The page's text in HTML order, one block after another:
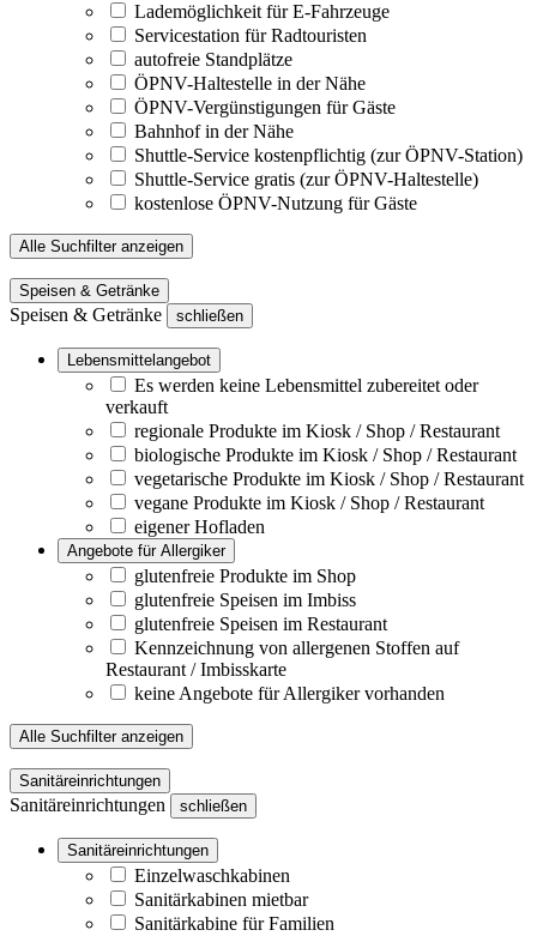
Lademöglichkeit für E-Fahrzeuge
Servicestation für Radtouristen
autofreie Standplätze
ÖPNV-Haltestelle in der Nähe
ÖPNV-Vergünstigungen für Gäste
Bahnhof in der Nähe
Shuttle-Service kostenpflichtig (zur ÖPNV-Station)
Shuttle-Service gratis (zur ÖPNV-Haltestelle)
kostenlose ÖPNV-Nutzung für Gäste
Alle Suchfilter anzeigen
Speisen & Getränke
Speisen & Getränke schließen
Lebensmittelangebot
Es werden keine Lebensmittel zubereitet oder
verkauft
regionale Produkte im Kiosk / Shop / Restaurant
biologische Produkte im Kiosk / Shop / Restaurant
vegetarische Produkte im Kiosk / Shop / Restaurant
vegane Produkte im Kiosk / Shop / Restaurant
eigener Hofladen
Angebote für Allergiker
glutenfreie Produkte im Shop
glutenfreie Speisen im Imbiss
glutenfreie Speisen im Restaurant
Kennzeichnung von allergenen Stoffen auf
Restaurant / Imbisskarte
keine Angebote für Allergiker vorhanden
Alle Suchfilter anzeigen
Sanitäreinrichtungen
Sanitäreinrichtungen schließen
Sanitäreinrichtungen
Einzelwaschkabinen
Sanitärkabinen mietbar
Sanitärkabine für Familien